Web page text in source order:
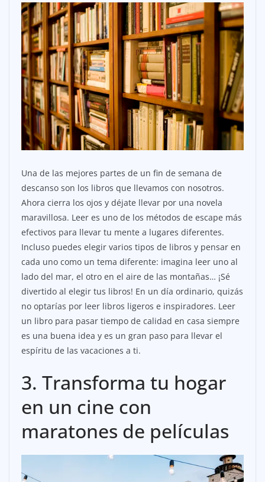
Una de las mejores partes de un fin de semana de
descanso son los libros que llevamos con nosotros.
Ahora cierra los ojos y déjate llevar por una novela
maravillosa. Leer es uno de los métodos de escape más
efectivos para llevar tu mente a lugares diferentes.
Incluso puedes elegir varios tipos de libros y pensar en
cada uno como un tema diferente: imagina leer uno al
lado del mar, el otro en el aire de las montañas… ¡Sé
divertido al elegir tus libros! En un día ordinario, quizás
no optarías por leer libros ligeros e inspiradores. Leer
un libro para pasar tiempo de calidad en casa siempre
es una buena idea y es un gran paso para llevar el
espíritu de las vacaciones a ti.
3. Transforma tu hogar
en un cine con
maratones de películas